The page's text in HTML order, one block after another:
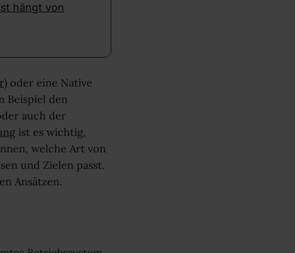
hängt von
) oder eine Native
Beispiel den
auch der
ist es wichtig,
welche Art von
und Zielen passt.
Ansätzen.